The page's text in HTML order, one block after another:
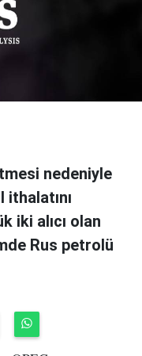
nedeniyle
iki alıcı olan
Rus petrolü